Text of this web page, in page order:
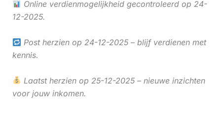
Online verdienmogelijkheid gecontroleerd op 24-
12-2025.
Post herzien op 24-12-2025 – blijf verdienen met
kennis.
Laatst herzien op 25-12-2025 – nieuwe inzichten
voor jouw inkomen.